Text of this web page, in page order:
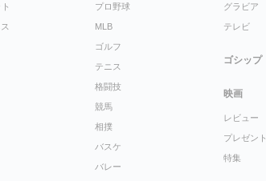
プロ野球
MLB
ゴルフ
テニス
格闘技
競馬
相撲
バスケ
バレー
グラビア
テレビ
ゴシップ
映画
レビュー
プレゼント
特集